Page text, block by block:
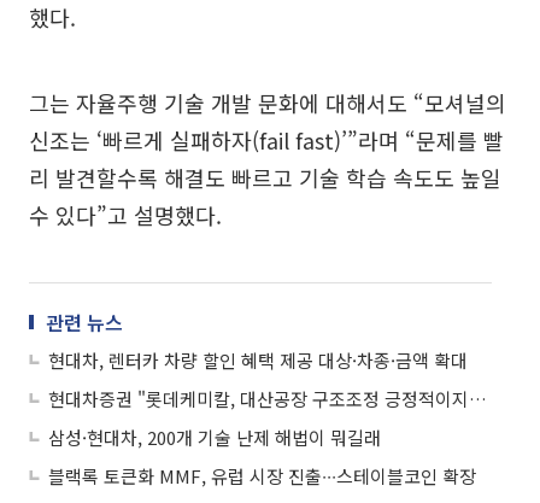
했다.
그는 자율주행 기술 개발 문화에 대해서도 “모셔널의
신조는 ‘빠르게 실패하자(fail fast)’”라며 “문제를 빨
리 발견할수록 해결도 빠르고 기술 학습 속도도 높일
수 있다”고 설명했다.
관련 뉴스
현대차, 렌터카 차량 할인 혜택 제공 대상·차종·금액 확대
현대차증권 "롯데케미칼, 대산공장 구조조정 긍정적이지만…중동 불확실성 해소 중요"
삼성·현대차, 200개 기술 난제 해법이 뭐길래
블랙록 토큰화 MMF, 유럽 시장 진출∙∙∙스테이블코인 확장